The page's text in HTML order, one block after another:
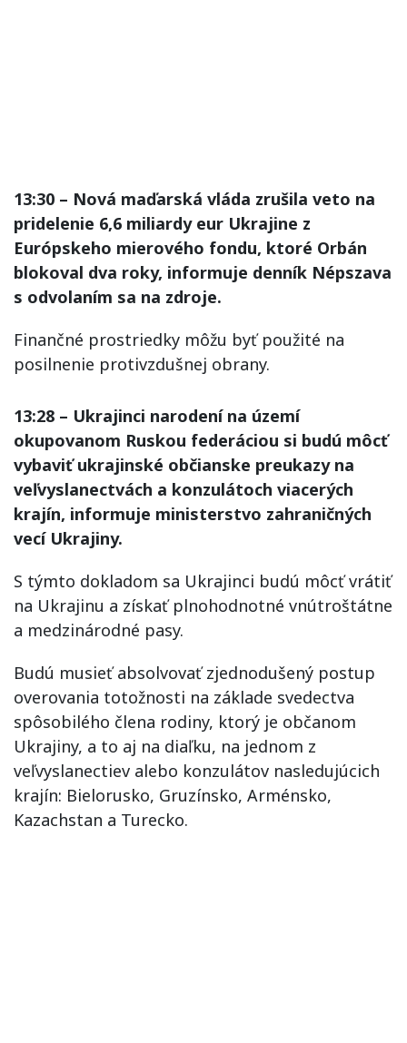
13:30 – Nová maďarská vláda zrušila veto na
pridelenie 6,6 miliardy eur Ukrajine z
Európskeho mierového fondu, ktoré Orbán
blokoval dva roky, informuje denník Népszava
s odvolaním sa na zdroje.
Finančné prostriedky môžu byť použité na
posilnenie protivzdušnej obrany.
13:28 – Ukrajinci narodení na území
okupovanom Ruskou federáciou si budú môcť
vybaviť ukrajinské občianske preukazy na
veľvyslanectvách a konzulátoch viacerých
krajín, informuje ministerstvo zahraničných
vecí Ukrajiny.
S týmto dokladom sa Ukrajinci budú môcť vrátiť
na Ukrajinu a získať plnohodnotné vnútroštátne
a medzinárodné pasy.
Budú musieť absolvovať zjednodušený postup
overovania totožnosti na základe svedectva
spôsobilého člena rodiny, ktorý je občanom
Ukrajiny, a to aj na diaľku, na jednom z
veľvyslanectiev alebo konzulátov nasledujúcich
krajín: Bielorusko, Gruzínsko, Arménsko,
Kazachstan a Turecko.